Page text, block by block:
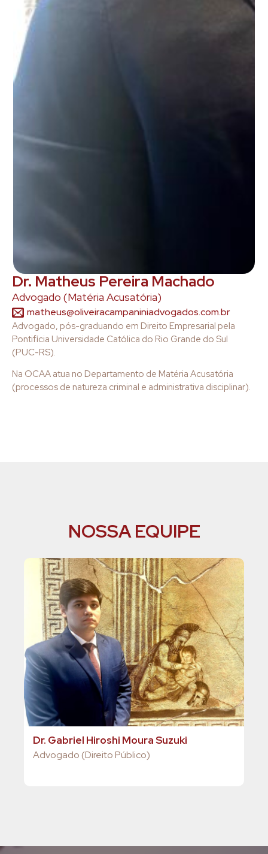
Dr. Matheus Pereira Machado
Advogado (Matéria Acusatória)
matheus@oliveiracampaniniadvogados.com.br
Advogado, pós-graduando em Direito Empresarial pela
Pontifícia Universidade Católica do Rio Grande do Sul
(PUC-RS).
Na OCAA atua no Departamento de Matéria Acusatória
(processos de natureza criminal e administrativa disciplinar).
NOSSA EQUIPE
Dr. Gabriel Hiroshi Moura Suzuki
Advogado (Direito Público)